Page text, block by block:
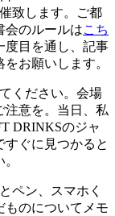
致します。ご都
会のルールはこち
度目を通し、記事
お願いします。
ください。会場
注意を。当日、私
DRINKSのジャ
ぐに見つかると
ペン、スマホく
ものについてメモ